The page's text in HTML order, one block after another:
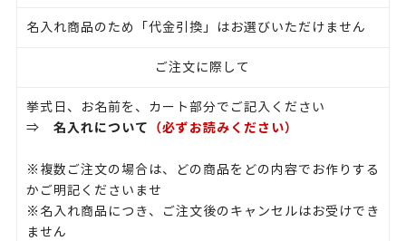
名入れ商品のため「代金引換」はお選びいただけません
ご注文に際して
挙式日、お名前を、カート部分でご記入ください
⇒ 名入れについて （必ずお読みください）
※複数ご注文の場合は、どの商品をどの内容でお作りする
かご明記くださいませ
※名入れ商品につき、ご注文後のキャンセルはお受けでき
ません